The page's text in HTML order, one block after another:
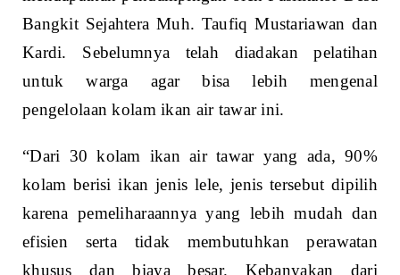
Bangkit Sejahtera Muh. Taufiq Mustariawan dan
Kardi. Sebelumnya telah diadakan pelatihan
untuk warga agar bisa lebih mengenal
pengelolaan kolam ikan air tawar ini.
“Dari 30 kolam ikan air tawar yang ada, 90%
kolam berisi ikan jenis lele, jenis tersebut dipilih
karena pemeliharaannya yang lebih mudah dan
efisien serta tidak membutuhkan perawatan
khusus dan biaya besar. Kebanyakan dari